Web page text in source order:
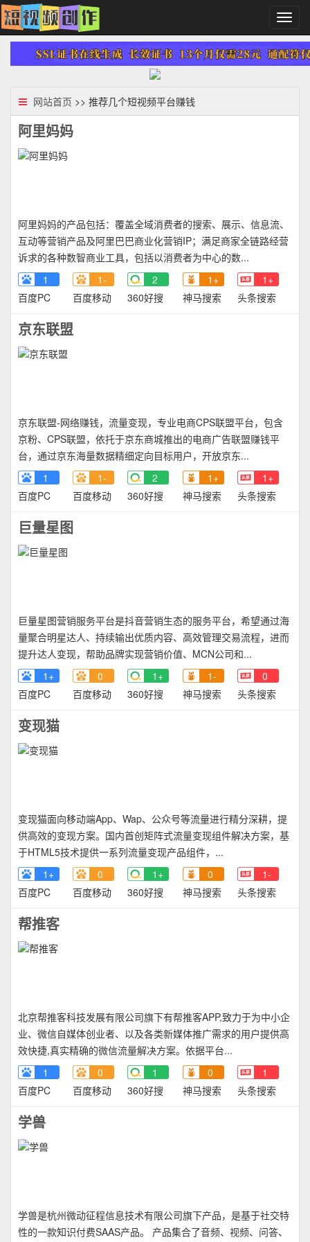
切
换
导
航
网站首页 >> 推荐几个短视频平台赚钱
阿里妈妈
阿里妈妈的产品包括：覆盖全域消费者的搜索、展示、信息流、
互动等营销产品及阿里巴巴商业化营销IP；满足商家全链路经营
诉求的各种数智商业工具，包括以消费者为中心的数...
1
百度PC
1-
百度移动
2
360好搜
1+
神马搜索
1+
头条搜索
京东联盟
京东联盟-网络赚钱，流量变现，专业电商CPS联盟平台，包含
京粉、CPS联盟，依托于京东商城推出的电商广告联盟赚钱平
台，通过京东海量数据精细定向目标用户，开放京东...
1
百度PC
1-
百度移动
2
360好搜
1+
神马搜索
1+
头条搜索
巨量星图
巨量星图营销服务平台是抖音营销生态的服务平台，希望通过海
量聚合明星达人、持续输出优质内容、高效管理交易流程，进而
提升达人变现，帮助品牌实现营销价值、MCN公司和...
1+
百度PC
0
百度移动
1+
360好搜
1-
神马搜索
0
头条搜索
变现猫
变现猫面向移动端App、Wap、公众号等流量进行精分深耕，提
供高效的变现方案。国内首创矩阵式流量变现组件解决方案，基
于HTML5技术提供一系列流量变现产品组件，...
1+
百度PC
0
百度移动
1+
360好搜
0
神马搜索
1-
头条搜索
帮推客
北京帮推客科技发展有限公司旗下有帮推客APP,致力于为中小企
业、微信自媒体创业者、以及各类新媒体推广需求的用户提供高
效快捷,真实精确的微信流量解决方案。依据平台...
1
百度PC
0
百度移动
1
360好搜
0
神马搜索
1
头条搜索
学兽
学兽是杭州微动征程信息技术有限公司旗下产品，是基于社交特
性的一款知识付费SAAS产品。 产品集合了音频、视频、问答、